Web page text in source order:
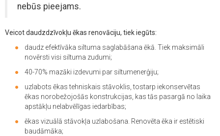
nebūs pieejams.
Veicot daudzdzīvokļu ēkas renovāciju, tiek iegūts:
daudz efektīvāka siltuma saglabāšana ēkā. Tiek maksimāli
novērsti visi siltuma zudumi;
40-70% mazāki izdevumi par siltumenerģiju;
uzlabots ēkas tehniskais stāvoklis, tostarp iekonservētas
ēkas norobežojošās konstrukcijas, kas tās pasargā no laika
apstākļu nelabvēlīgas iedarbības;
ēkas vizuālā stāvokļa uzlabošana. Renovēta ēka ir estētiski
baudāmāka;